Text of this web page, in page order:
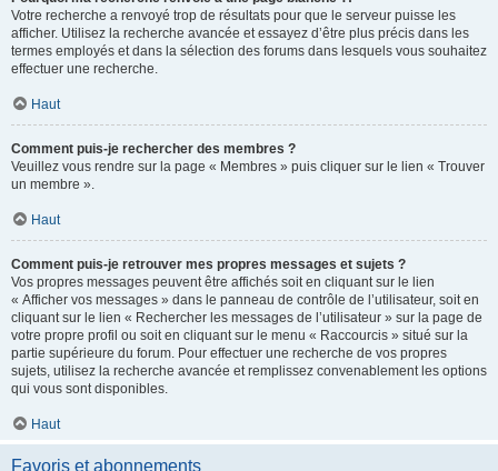
Votre recherche a renvoyé trop de résultats pour que le serveur puisse les
afficher. Utilisez la recherche avancée et essayez d’être plus précis dans les
termes employés et dans la sélection des forums dans lesquels vous souhaitez
effectuer une recherche.
Haut
Comment puis-je rechercher des membres ?
Veuillez vous rendre sur la page « Membres » puis cliquer sur le lien « Trouver
un membre ».
Haut
Comment puis-je retrouver mes propres messages et sujets ?
Vos propres messages peuvent être affichés soit en cliquant sur le lien
« Afficher vos messages » dans le panneau de contrôle de l’utilisateur, soit en
cliquant sur le lien « Rechercher les messages de l’utilisateur » sur la page de
votre propre profil ou soit en cliquant sur le menu « Raccourcis » situé sur la
partie supérieure du forum. Pour effectuer une recherche de vos propres
sujets, utilisez la recherche avancée et remplissez convenablement les options
qui vous sont disponibles.
Haut
Favoris et abonnements